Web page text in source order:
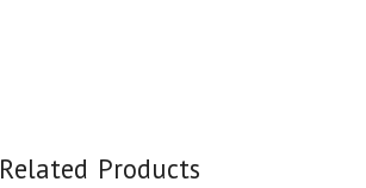
Related Products